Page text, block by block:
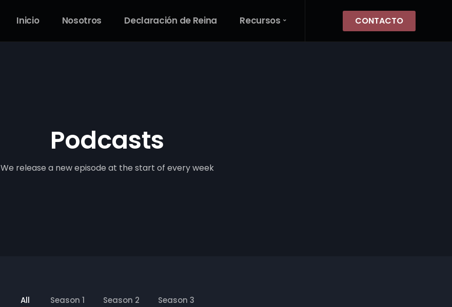
Inicio Nosotros Declaración de Reina Recursos CONTACTO
Podcasts
We release a new episode at the start of every week
All Season 1 Season 2 Season 3